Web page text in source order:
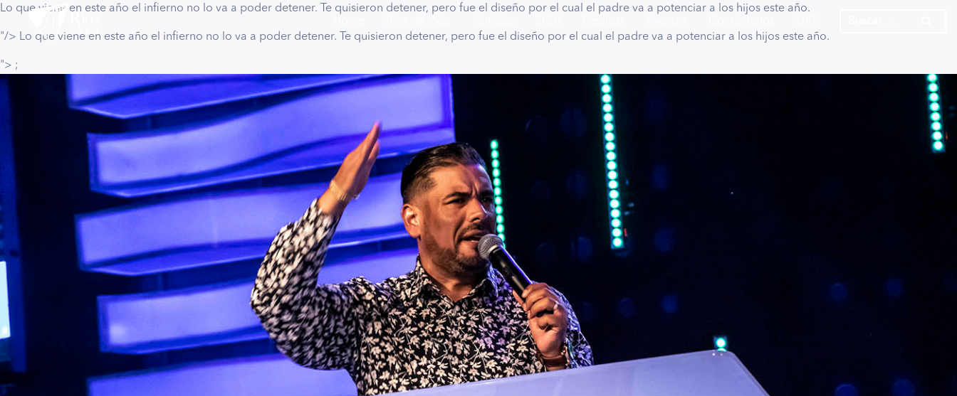
Lo que viene en este año el infierno no lo va a poder detener. Te quisieron detener, pero fue el diseño por el cual el padre va a potenciar a los hijos este año.
"/> Lo que viene en este año el infierno no lo va a poder detener. Te quisieron detener, pero fue el diseño por el cual el padre va a potenciar a los hijos este año.
"> ;